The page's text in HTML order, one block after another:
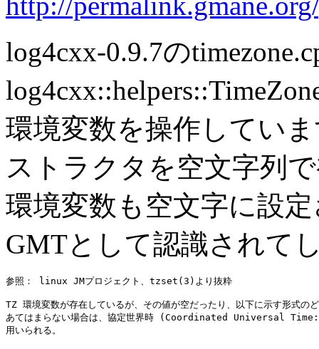
log4cxx-0.9.7の
環境変数を操作してい
ストラクタを空文字列
環境変数も空文字に設
GMTとして認識されて
参照： linux JMプロジェクト、tzset(3)より抜粋
TZ 環境変数が存在しているが、その値が空だったり、以下に示す形式の
あてはまらない場合は、協定世界時 (Coordinated Universal